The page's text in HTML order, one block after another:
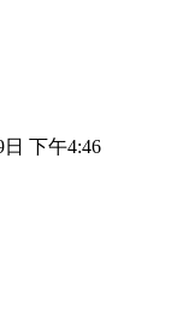
日 下午4:46